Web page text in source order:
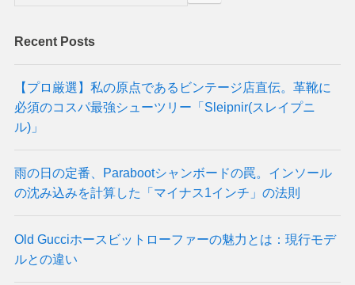
Recent Posts
【プロ厳選】私の原点であるビンテージ店直伝。革靴に
必須のコスパ最強シューツリー「Sleipnir(スレイプニ
ル)」
雨の日の定番、Parabootシャンボードの罠。インソール
の沈み込みを計算した「マイナス1インチ」の法則
Old Gucciホースビットローファーの魅力とは：現行モデ
ルとの違い